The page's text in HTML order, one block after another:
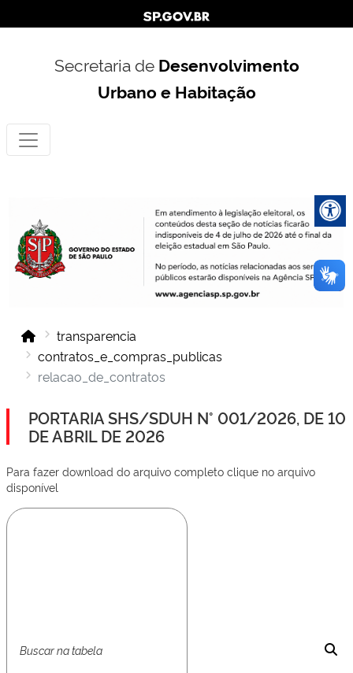
Secretaria de Desenvolvimento
Urbano e Habitação
transparencia
contratos_e_compras_publicas
relacao_de_contratos
PORTARIA SHS/SDUH N° 001/2026, DE 10
DE ABRIL DE 2026
Para fazer download do arquivo completo clique no arquivo
disponível